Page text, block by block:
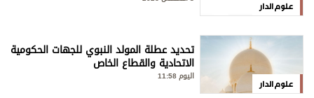
علوم الدار
علوم الدار
تحديد عطلة المولد النبوي للجهات الحكومية
الاتحادية والقطاع الخاص
اليوم 11:58